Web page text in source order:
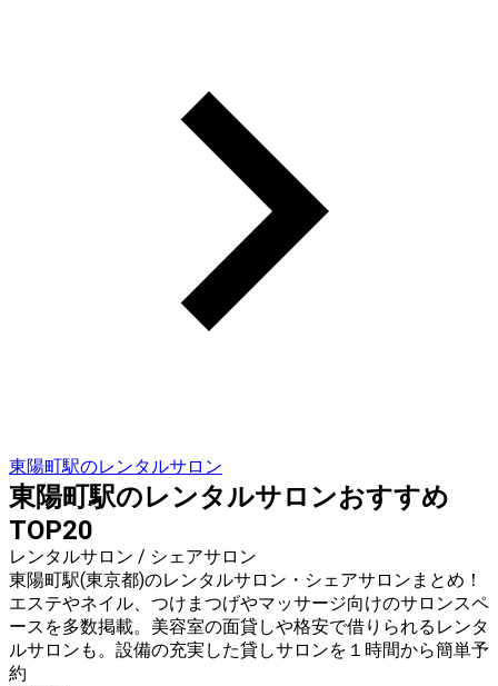
東陽町駅のレンタルサロン
東陽町駅のレンタルサロンおすすめ
TOP20
レンタルサロン / シェアサロン
東陽町駅(東京都)のレンタルサロン・シェアサロンまとめ！
エステやネイル、つけまつげやマッサージ向けのサロンスペ
ースを多数掲載。美容室の面貸しや格安で借りられるレンタ
ルサロンも。設備の充実した貸しサロンを１時間から簡単予
約